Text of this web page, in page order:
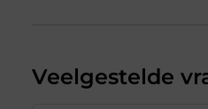
Veelgestelde